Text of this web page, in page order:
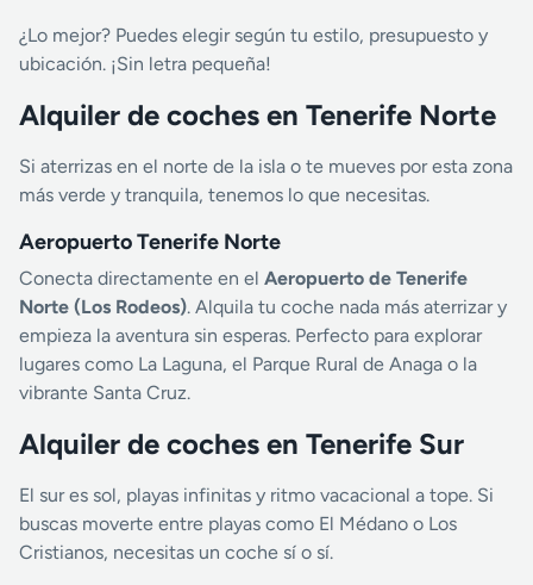
¿Lo mejor? Puedes elegir según tu estilo, presupuesto y
ubicación. ¡Sin letra pequeña!
Alquiler de coches en Tenerife Norte
Si aterrizas en el norte de la isla o te mueves por esta zona
más verde y tranquila, tenemos lo que necesitas.
Aeropuerto Tenerife Norte
Conecta directamente en el Aeropuerto de Tenerife
Norte (Los Rodeos). Alquila tu coche nada más aterrizar y
empieza la aventura sin esperas. Perfecto para explorar
lugares como La Laguna, el Parque Rural de Anaga o la
vibrante Santa Cruz.
Alquiler de coches en Tenerife Sur
El sur es sol, playas infinitas y ritmo vacacional a tope. Si
buscas moverte entre playas como El Médano o Los
Cristianos, necesitas un coche sí o sí.